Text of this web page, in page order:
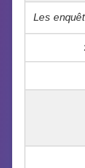
Les